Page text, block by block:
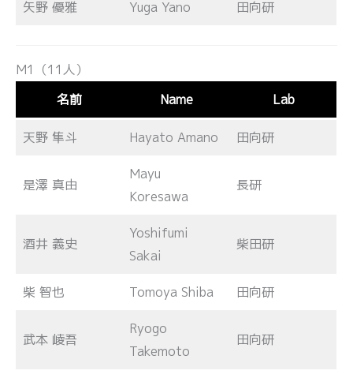
矢野 優雅 Yuga Yano 田向研
M1（11人）
名前
Name Lab
天野 隼斗 Hayato Amano 田向研
是澤 真由
Mayu
Koresawa
長研
酒井 義史
Yoshifumi
Sakai
柴田研
柴 智也 Tomoya Shiba 田向研
武本 崚吾
Ryogo
Takemoto
田向研